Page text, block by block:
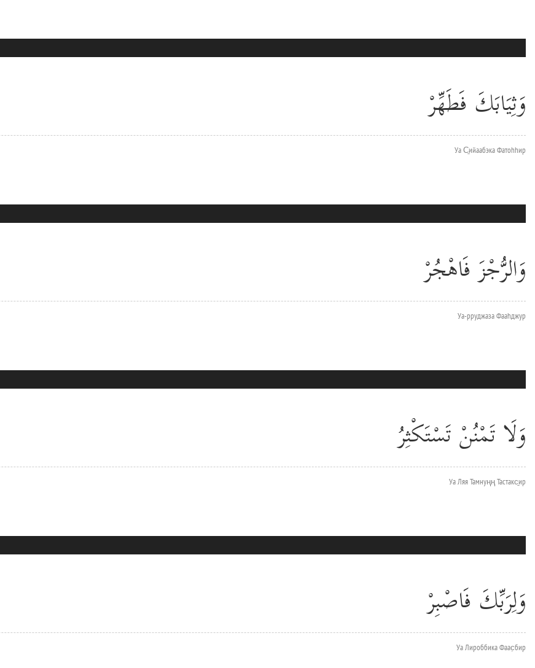
وَثِيَابَكَ فَطَهِّرْ
Уа С̱ийаабэка Фатоhhир
وَالرُّجْزَ فَاهْجُرْ
Уа-рруджаза Фааhджур
وَلَا تَمْنُنْ تَسْتَكْثِرُ
Уа Ляя Тамнуңң Тастакс̱ир
وَلِرَبِّكَ فَاصْبِرْ
Уа Лироббика Фаас̣бир